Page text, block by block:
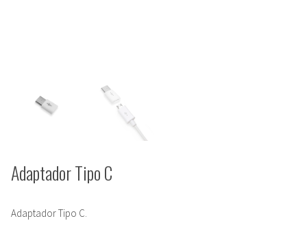
Adaptador Tipo C
Adaptador Tipo C.